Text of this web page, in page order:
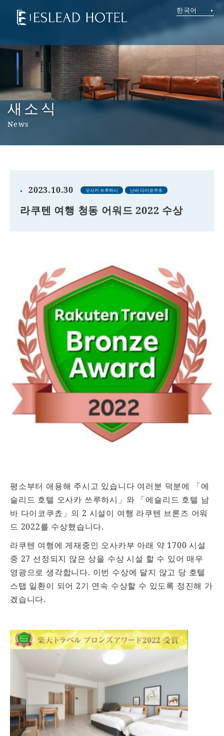
한국어
새소식
News
2023.10.30 오사카 쓰루하시 난바 다이코쿠초
라쿠텐 여행 청동 어워드 2022 수상
평소부터 애용해 주시고 있습니다 여러분 덕분에 「에
슬리드 호텔 오사카 쓰루하시」와 「에슬리드 호텔 남
바 다이코쿠쵸」의 2 시설이 여행 라쿠텐 브론즈 어워
드 2022를 수상했습니다.
라쿠텐 여행에 게재중인 오사카부 아래 약 1700 시설
중 27 선정되지 않은 상을 수상 시설 할 수 있어 매우
영광으로 생각합니다. 이번 수상에 달지 않고 당 호텔
스탭 일환이 되어 2기 연속 수상할 수 있도록 정진해 가
겠습니다.